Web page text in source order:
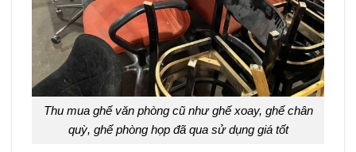
Thu mua ghế văn phòng cũ như ghế xoay, ghế chân
quỳ, ghế phòng họp đã qua sử dụng giá tốt